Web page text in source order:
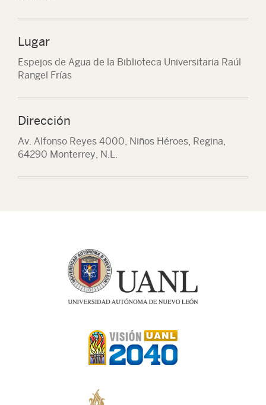
Lugar
Espejos de Agua de la Biblioteca Universitaria Raúl
Rangel Frías
Dirección
Av. Alfonso Reyes 4000, Niños Héroes, Regina,
64290 Monterrey, N.L.